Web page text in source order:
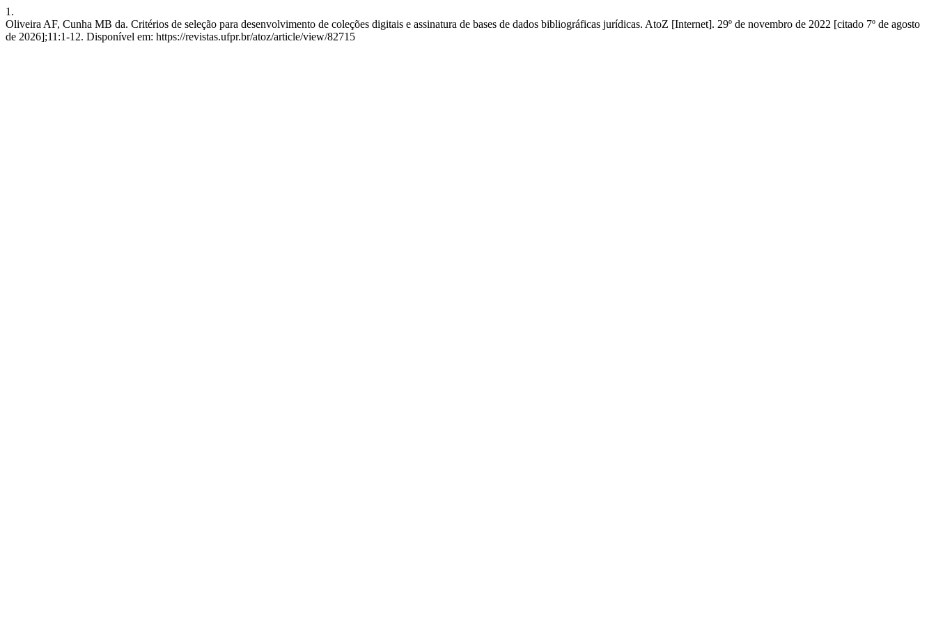
1.
Oliveira AF, Cunha MB da. Critérios de seleção para desenvolvimento de coleções digitais e assinatura de bases de dados bibliográficas jurídicas. AtoZ [Internet]. 29º de novembro de 2022 [citado 7º de agosto
de 2026];11:1-12. Disponível em: https://revistas.ufpr.br/atoz/article/view/82715